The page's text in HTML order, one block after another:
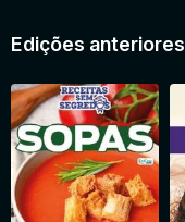
Edições anteriores